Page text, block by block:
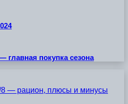
покупка сезона
8 — рацион, плюсы и минусы